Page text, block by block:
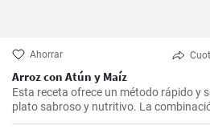
Ahorrar
Arroz con Atún y Maíz
Esta receta ofrece un método rápido y
plato sabroso y nutritivo. La
excelente manera de agregar algo de